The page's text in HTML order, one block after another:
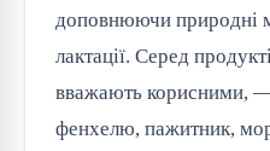
доповнюючи природні
лактації. Серед
вважають корисними, —
фенхелю, пажитник,